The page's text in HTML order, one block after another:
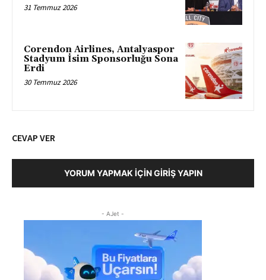
31 Temmuz 2026
Corendon Airlines, Antalyaspor
Stadyum İsim Sponsorluğu Sona
Erdi
30 Temmuz 2026
CEVAP VER
YORUM YAPMAK İÇIN GIRIŞ YAPIN
- AJet -